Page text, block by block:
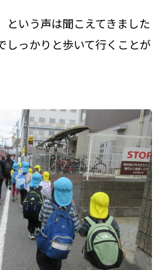
という声は聞こえてきました
しっかりと歩いて行くことが